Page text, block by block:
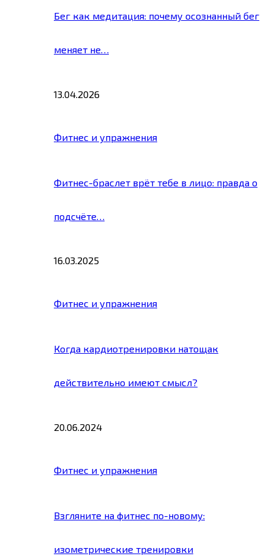
Бег как медитация: почему осознанный бег
меняет не…
13.04.2026
Фитнес и упражнения
Фитнес-браслет врёт тебе в лицо: правда о
подсчёте…
16.03.2025
Фитнес и упражнения
Когда кардиотренировки натощак
действительно имеют смысл?
20.06.2024
Фитнес и упражнения
Взгляните на фитнес по-новому:
изометрические тренировки